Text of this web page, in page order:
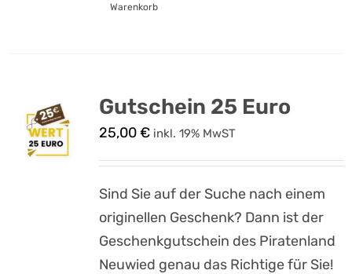
Warenkorb
Gutschein 25 Euro
25,00€ inkl. 19% MwST
Sind Sie auf der Suche nach einem
originellen Geschenk? Dann ist der
Geschenkgutschein des Piratenland
Neuwied genau das Richtige für Sie!